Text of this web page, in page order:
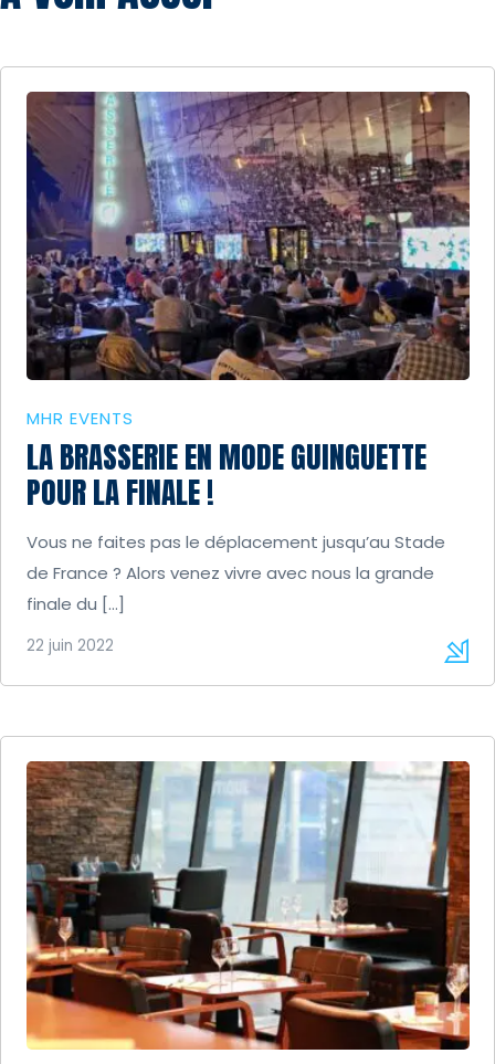
MHR EVENTS
LA BRASSERIE EN MODE GUINGUETTE
POUR LA FINALE !
Vous ne faites pas le déplacement jusqu’au Stade
de France ? Alors venez vivre avec nous la grande
finale du […]
22 juin 2022